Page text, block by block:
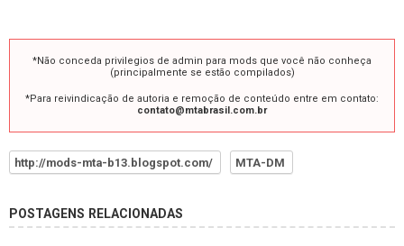
*Não conceda privilegios de admin para mods que você não conheça
(principalmente se estão compilados)
*Para reivindicação de autoria e remoção de conteúdo entre em contato:
contato@mtabrasil.com.br
http://mods-mta-b13.blogspot.com/ MTA-DM
POSTAGENS RELACIONADAS